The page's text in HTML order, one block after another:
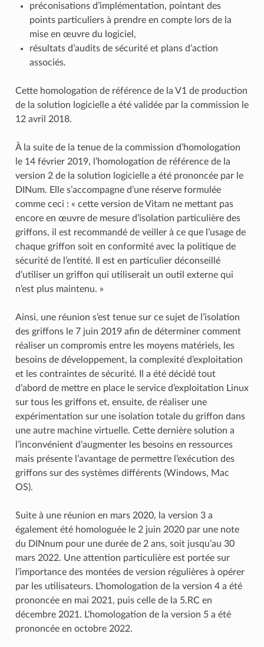
préconisations d’implémentation, pointant des
points particuliers à prendre en compte lors de la
mise en œuvre du logiciel,
résultats d’audits de sécurité et plans d’action
associés.
Cette homologation de référence de la V1 de production
de la solution logicielle a été validée par la commission le
12 avril 2018.
À la suite de la tenue de la commission d’homologation
le 14 février 2019, l’homologation de référence de la
version 2 de la solution logicielle a été prononcée par le
DINum. Elle s’accompagne d’une réserve formulée
comme ceci : « cette version de Vitam ne mettant pas
encore en œuvre de mesure d’isolation particulière des
griffons, il est recommandé de veiller à ce que l’usage de
chaque griffon soit en conformité avec la politique de
sécurité de l’entité. Il est en particulier déconseillé
d’utiliser un griffon qui utiliserait un outil externe qui
n’est plus maintenu. »
Ainsi, une réunion s’est tenue sur ce sujet de l’isolation
des griffons le 7 juin 2019 afin de déterminer comment
réaliser un compromis entre les moyens matériels, les
besoins de développement, la complexité d’exploitation
et les contraintes de sécurité. Il a été décidé tout
d’abord de mettre en place le service d’exploitation Linux
sur tous les griffons et, ensuite, de réaliser une
expérimentation sur une isolation totale du griffon dans
une autre machine virtuelle. Cette dernière solution a
l’inconvénient d’augmenter les besoins en ressources
mais présente l’avantage de permettre l’exécution des
griffons sur des systèmes différents (Windows, Mac
OS).
Suite à une réunion en mars 2020, la version 3 a
également été homologuée le 2 juin 2020 par une note
du DINnum pour une durée de 2 ans, soit jusqu’au 30
mars 2022. Une attention particulière est portée sur
l’importance des montées de version régulières à opérer
par les utilisateurs. L’homologation de la version 4 a été
prononcée en mai 2021, puis celle de la 5.RC en
décembre 2021. L’homologation de la version 5 a été
prononcée en octobre 2022.